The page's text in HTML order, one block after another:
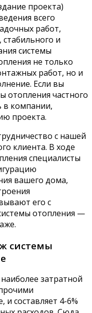
проекта)
всего
работ,
стабильного и
системы
не только
работ, но и
Если вы
отопления частного
в компании,
проекта.
с нашей
клиента. В ходе
специалисты
вашего дома,
его с
отопления —
системы
затратной
составляет 4-6%